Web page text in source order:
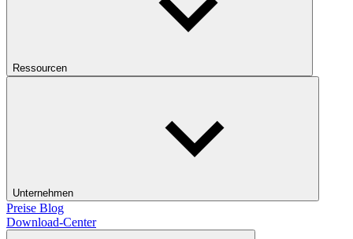
Ressourcen
Unternehmen
Preise Blog
Download-Center